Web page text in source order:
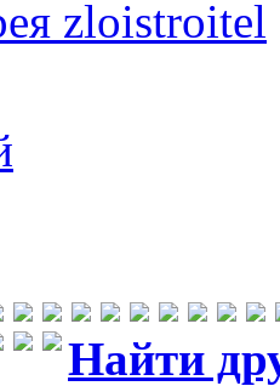
zloistroitel
Найти